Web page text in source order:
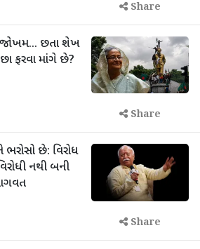
Share
છતા શેખ
ફરવા માંગે છે?
Share
છે: વિરોધ
નથી બની
Share